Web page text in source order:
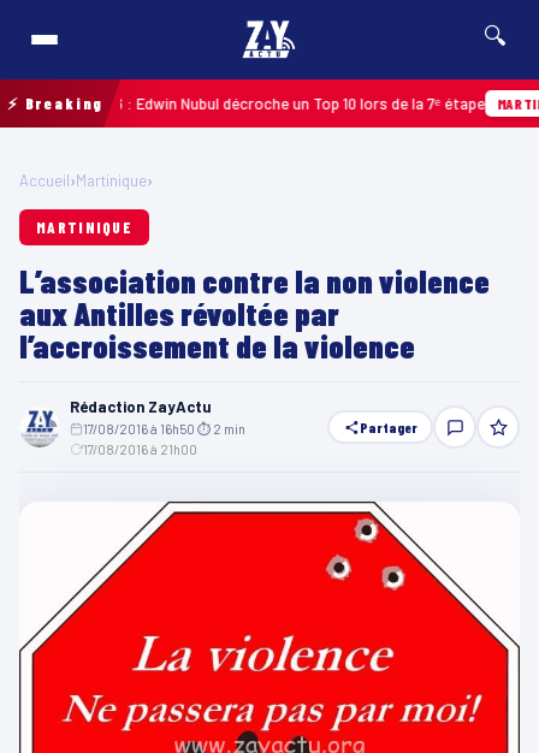
🔍
⚡ Breaking
2026 : Edwin Nubul décroche un Top 10 lors de la 7ᵉ étape MARTINIQUE
Accueil›Martinique›
MARTINIQUE
L’association contre la non violence
aux Antilles révoltée par
l’accroissement de la violence
Rédaction ZayActu
17/08/2016 à 16h50 ⏱ 2 min
17/08/2016 à 21h00
Partager